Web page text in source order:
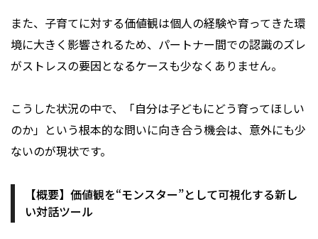
また、子育てに対する価値観は個人の経験や育ってきた環
境に大きく影響されるため、パートナー間での認識のズレ
がストレスの要因となるケースも少なくありません。
こうした状況の中で、「自分は子どもにどう育ってほしい
のか」という根本的な問いに向き合う機会は、意外にも少
ないのが現状です。
【概要】価値観を“モンスター”として可視化する新し
い対話ツール